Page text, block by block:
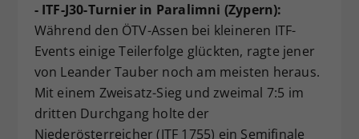
- ITF-J30-Turnier in Paralimni (Zypern):
Während den ÖTV-Assen bei kleineren ITF-
Events einige Teilerfolge glückten, ragte jener
von Leander Tauber noch am meisten heraus.
Mit einem Zweisatz-Sieg und zweimal 7:5 im
dritten Durchgang holte der
Niederösterreicher (ITF 1755) ein Semifinale